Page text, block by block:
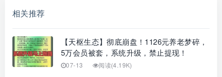
相关推荐
【天枢生态】彻底崩盘！1126元养老梦碎，
5万会员被套，系统升级，禁止提现！
07-13 阅读(4.19K)